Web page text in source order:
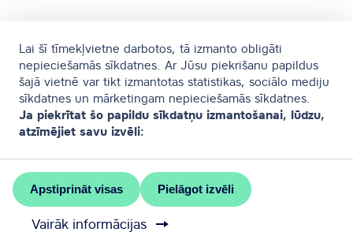
Lai šī tīmekļvietne darbotos, tā izmanto obligāti
nepieciešamās sīkdatnes. Ar Jūsu piekrišanu papildus
šajā vietnē var tikt izmantotas statistikas, sociālo mediju
sīkdatnes un mārketingam nepieciešamās sīkdatnes.
Ja piekrītat šo papildu sīkdatņu izmantošanai, lūdzu,
atzīmējiet savu izvēli:
Apstiprināt visas Pielāgot izvēli
Vairāk informācijas